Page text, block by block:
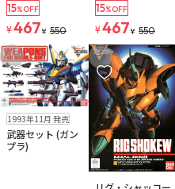
15%OFF
¥467¥ 550
15%OFF
¥467¥ 550
お気に入りに追加
在庫なし
注文再開メール
1993年11月 発売
武器セット (ガン
プラ)
お気に入りに